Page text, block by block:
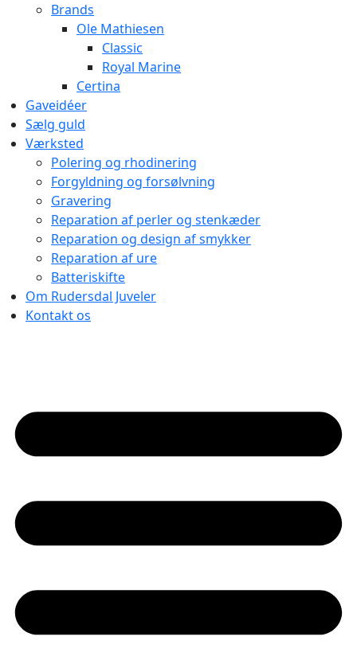
Brands
Ole Mathiesen
Classic
Royal Marine
Certina
Gaveidéer
Sælg guld
Værksted
Polering og rhodinering
Forgyldning og forsølvning
Gravering
Reparation af perler og stenkæder
Reparation og design af smykker
Reparation af ure
Batteriskifte
Om Rudersdal Juveler
Kontakt os